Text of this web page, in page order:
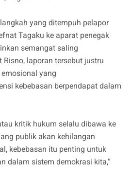
yang ditempuh pelapor
Tagaku ke aparat penegak
semangat saling
laporan tersebut justru
yang
kebebasan berpendapat dalam
kritik hukum selalu dibawa ke
publik akan kehilangan
kebebasan itu penting untuk
dalam sistem demokrasi kita,”